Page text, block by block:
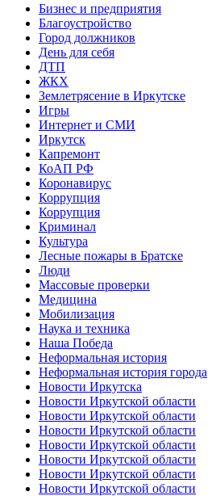
Бизнес и предприятия
Благоустройство
Город должников
День для себя
ДТП
ЖКХ
Землетрясение в Иркутске
Игры
Интернет и СМИ
Иркутск
Капремонт
КоАП РФ
Коронавирус
Коррупция
Коррупция
Криминал
Культура
Лесные пожары в Братске
Люди
Массовые проверки
Медицина
Мобилизация
Наука и техника
Наша Победа
Неформальная история
Неформальная история города
Новости Иркутска
Новости Иркутской области
Новости Иркутской области
Новости Иркутской области
Новости Иркутской области
Новости Иркутской области
Новости Иркутской области
Новости Иркутской области